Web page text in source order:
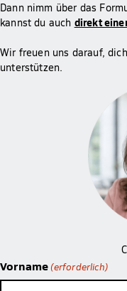
Dann nimm über das
kannst du auch direkt
Wir freuen uns darauf,
unterstützen.
Vorname (erforderlich)